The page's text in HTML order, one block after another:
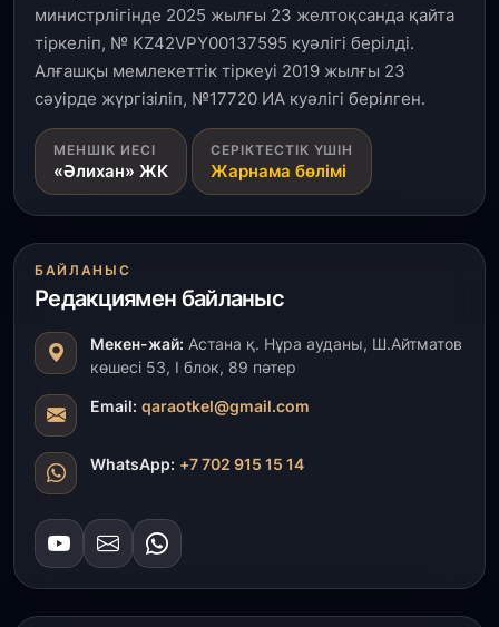
1 тамыз, 2026
Кинопоиск Қазақстан азаматтарының ең
танымал онлайн-кинотеатрына айналды
31 шілде, 2026
Ақмола облысындағы кездесуде кәсіпкерлер мен
ұстаздар «Әділет» партиясына өз ұсыныстарын
айтты
ҚР Президенті Орталық Азия елдеріне
ұзақмерзімді ынтымақтастық жоспарын әзірлеуді
ұсынды
31 шілде, 2026
«Ауыл аманаты»: Түркістанда 30,2 млрд теңгеге
4 223 жоба қаржыландырылды
31 шілде, 2026
толық ауыз сумен қамтылды
30 шілде, 2026
Түркістанда «Арыс-2» және Темір ауылының
министрлігінде 2025 жылғы 23 желтоқсанда қайта
тіркеліп, № KZ42VPY00137595 куәлігі берілді.
Алғашқы мемлекеттік тіркеуі 2019 жылғы 23
сәуірде жүргізіліп, №17720 ИА куәлігі берілген.
МЕНШІК ИЕСІ
«Әлихан» ЖК
СЕРІКТЕСТІК ҮШІН
Жарнама бөлімі
БАЙЛАНЫС
Редакциямен байланыс
Мекен-жай: Астана қ. Нұра ауданы, Ш.Айтматов
көшесі 53, І блок, 89 пәтер
Email: qaraotkel@gmail.com
WhatsApp: +7 702 915 15 14